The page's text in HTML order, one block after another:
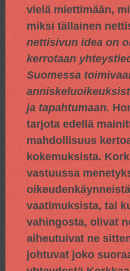
vielä miettimään,
miksi tällainen
nettisivun idea on
kerrotaan
Suomessa
ja tapahtumaan.
tarjota edellä
mahdollisuus
kokemuksista.
vastuussa
vaatimuksista, tai
vahingosta, olivat
aiheutuivat ne
johtuvat joko